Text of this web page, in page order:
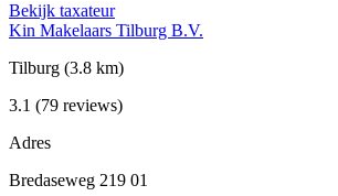
Bekijk taxateur
Kin Makelaars Tilburg B.V.
Tilburg (3.8 km)
3.1 (79 reviews)
Adres
Bredaseweg 219 01